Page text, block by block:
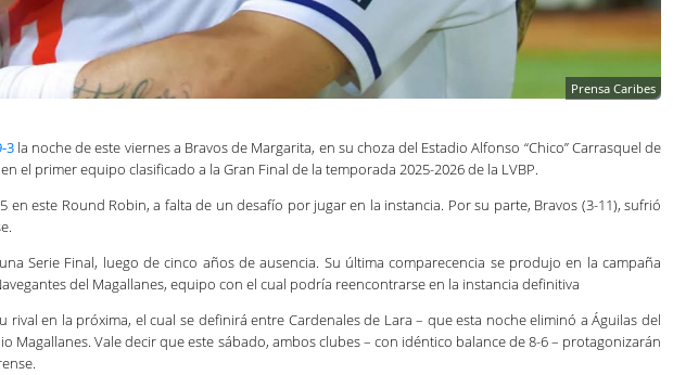
Prensa Caribes
3la noche de este viernes a Bravos de Margarita, en su choza del Estadio Alfonso “Chico” Carrasquel de
el primer equipo clasificado a la Gran Final de la temporada 2025-2026 de la LVBP.
en este Round Robin, a falta de un desafío por jugar en la instancia. Por su parte, Bravos (3-11), sufrió
Serie Final, luego de cinco años de ausencia. Su última comparecencia se produjo en la campaña
del Magallanes, equipo con el cual podría reencontrarse en la instancia definitiva
rival en la próxima, el cual se definirá entre Cardenales de Lara – que esta noche eliminó a Águilas del
Magallanes. Vale decir que este sábado, ambos clubes – con idéntico balance de 8-6 – protagonizarán